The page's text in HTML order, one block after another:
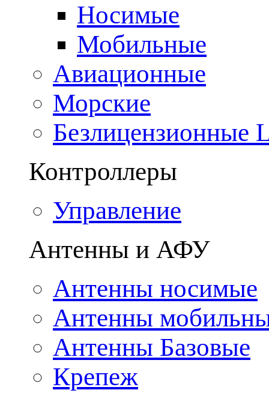
Носимые
Мобильные
Авиационные
Морские
Безлицензионные
Контроллеры
Управление
Антенны и АФУ
Антенны носимые
Антенны
Антенны Базовые
Крепеж